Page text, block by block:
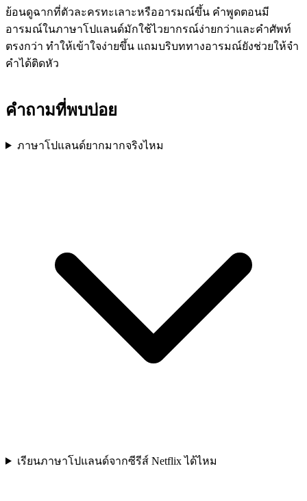
ย้อนดูฉากที่ตัวละครทะเลาะหรืออารมณ์ขึ้น คำพูดตอนมี
อารมณ์ในภาษาโปแลนด์มักใช้ไวยากรณ์ง่ายกว่าและคำศัพท์
ตรงกว่า ทำให้เข้าใจง่ายขึ้น แถมบริบททางอารมณ์ยังช่วยให้จำ
คำได้ติดหัว
คำถามที่พบบ่อย
ภาษาโปแลนด์ยากมากจริงไหม
เรียนภาษาโปแลนด์จากซีรีส์ Netflix ได้ไหม